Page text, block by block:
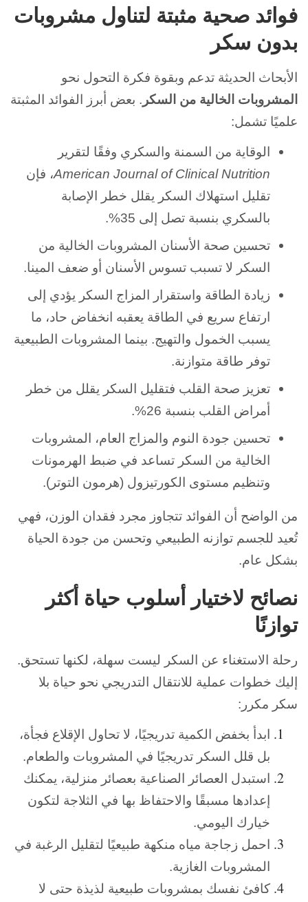
فوائد صحية مثبتة لتناول مشروبات
بدون سكر
الأبحاث الحديثة تدعم وبقوة فكرة التحول نحو
المشروبات الخالية من السكر . بعض أبرز الفوائد المثبتة
علميًا تشمل:
الوقاية من السمنة والسكري وفقًا لتقرير
American Journal of Clinical Nutrition، فإن
تقليل استهلاك السكر يقلل خطر الإصابة
بالسكري بنسبة تصل إلى 35%.
تحسين صحة الأسنان المشروبات الخالية من
السكر لا تسبب تسوس الأسنان أو ضعف المينا.
زيادة الطاقة واستقرار المزاج السكر يؤدي إلى
ارتفاع سريع في الطاقة يعقبه انخفاض حاد، ما
يسبب الخمول والتهيج. بينما المشروبات الطبيعية
توفر طاقة متوازنة.
تعزيز صحة القلب فتقليل السكر يقلل من خطر
أمراض القلب بنسبة 26%.
تحسين جودة النوم والمزاج العام، المشروبات
الخالية من السكر تساعد في ضبط الهرمونات
وتنظيم مستوى الكورتيزول (هرمون التوتر).
من الواضح أن الفوائد تتجاوز مجرد فقدان الوزن، فهي
تُعيد للجسم توازنه الطبيعي وتحسن من جودة الحياة
بشكل عام.
نصائح لاختيار أسلوب حياة أكثر
توازنًا
رحلة الاستغناء عن السكر ليست سهلة، لكنها تستحق.
إليك خطوات عملية للانتقال التدريجي نحو حياة بلا
سكر مكرر:
ابدأ بخفض الكمية تدريجيًا، لا تحاول الإقلاع فجأة،
بل قلل السكر تدريجيًا في المشروبات والطعام.
استبدل العصائر الصناعية بعصائر منزلية، يمكنك
إعدادها مسبقًا والاحتفاظ بها في الثلاجة لتكون
خيارك اليومي.
احمل زجاجة مياه منكهة طبيعيًا لتقليل الرغبة في
المشروبات الغازية.
كافئ نفسك بمشروبات طبيعية لذيذة حتى لا